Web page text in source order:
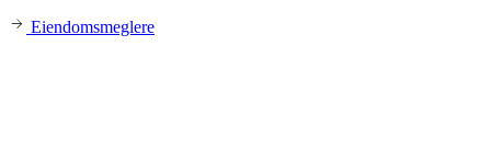
Eiendomsmeglere